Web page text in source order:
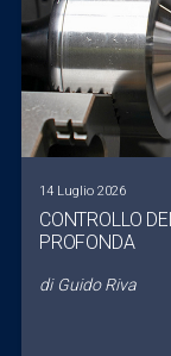
14 Luglio 2026
CONTROLLO
PROFONDA
di Guido Riva